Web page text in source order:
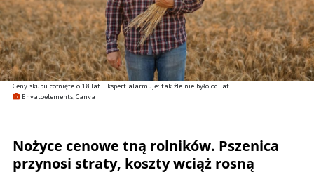
Ceny skupu cofnięte o 18 lat. Ekspert alarmuje: tak źle nie było od lat
Envatoelements, Canva
Nożyce cenowe tną rolników. Pszenica
przynosi straty, koszty wciąż rosną